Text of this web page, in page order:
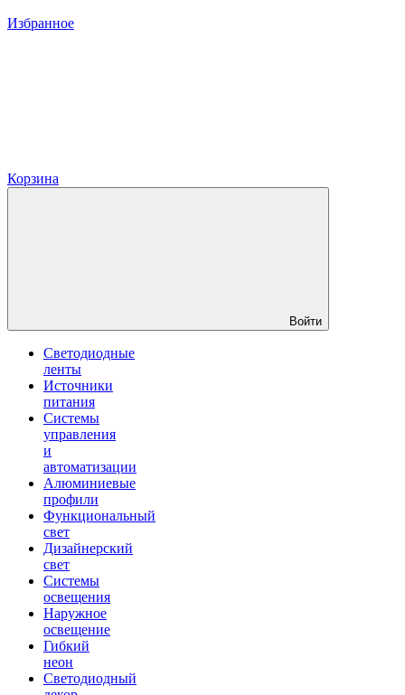
Избранное
Корзина
Войти
Светодиодные
ленты
Источники
питания
Системы
управления
и
автоматизации
Алюминиевые
профили
Функциональный
свет
Дизайнерский
свет
Системы
освещения
Наружное
освещение
Гибкий
неон
Светодиодный